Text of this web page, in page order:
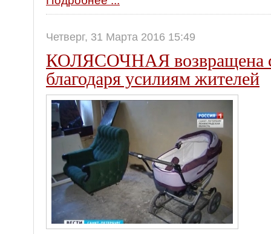
Четверг, 31 Марта 2016 15:49
КОЛЯСОЧНАЯ возвращена
благодаря усилиям жителей